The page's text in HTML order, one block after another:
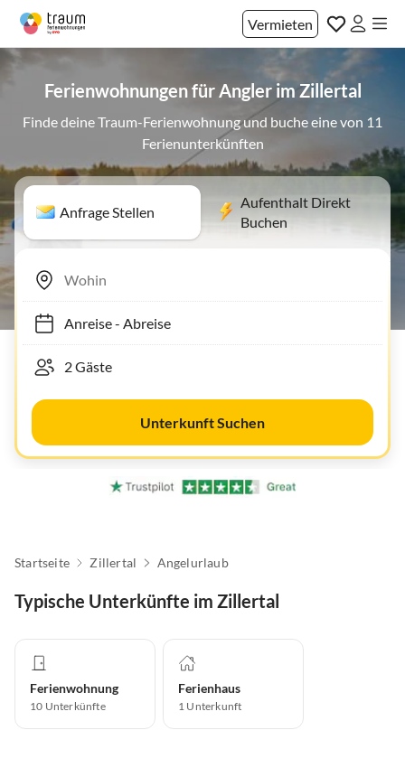
Vermieten
Ferienwohnungen für Angler im Zillertal
Finde deine Traum-Ferienwohnung und buche eine von 11
Ferienunterkünften
Anfrage Stellen
Aufenthalt Direkt
Buchen
Anreise- Abreise
Unterkunft Suchen
Startseite Zillertal Angelurlaub
Typische Unterkünfte im Zillertal
Ferienwohnung
10 Unterkünfte
Ferienhaus
1 Unterkunft